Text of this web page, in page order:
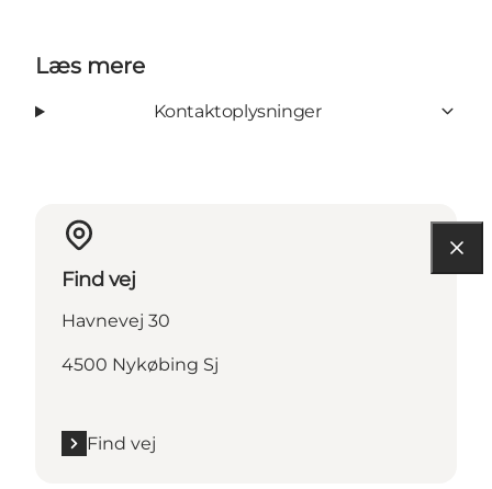
Læs mere
Kontaktoplysninger
Find vej
Havnevej 30
4500 Nykøbing Sj
Find vej